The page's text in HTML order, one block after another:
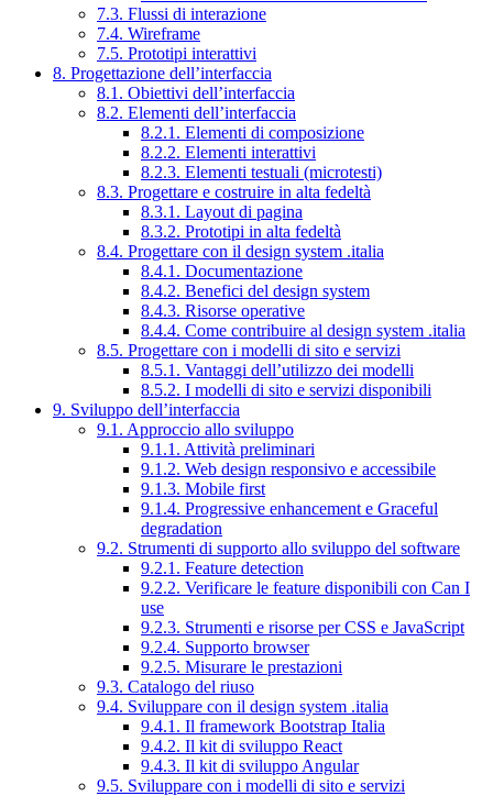
7.3. Flussi di interazione
7.4. Wireframe
7.5. Prototipi interattivi
8. Progettazione dell’interfaccia
8.1. Obiettivi dell’interfaccia
8.2. Elementi dell’interfaccia
8.2.1. Elementi di composizione
8.2.2. Elementi interattivi
8.2.3. Elementi testuali (microtesti)
8.3. Progettare e costruire in alta fedeltà
8.3.1. Layout di pagina
8.3.2. Prototipi in alta fedeltà
8.4. Progettare con il design system .italia
8.4.1. Documentazione
8.4.2. Benefici del design system
8.4.3. Risorse operative
8.4.4. Come contribuire al design system .italia
8.5. Progettare con i modelli di sito e servizi
8.5.1. Vantaggi dell’utilizzo dei modelli
8.5.2. I modelli di sito e servizi disponibili
9. Sviluppo dell’interfaccia
9.1. Approccio allo sviluppo
9.1.1. Attività preliminari
9.1.2. Web design responsivo e accessibile
9.1.3. Mobile first
9.1.4. Progressive enhancement e Graceful
degradation
9.2. Strumenti di supporto allo sviluppo del software
9.2.1. Feature detection
9.2.2. Verificare le feature disponibili con Can I
use
9.2.3. Strumenti e risorse per CSS e JavaScript
9.2.4. Supporto browser
9.2.5. Misurare le prestazioni
9.3. Catalogo del riuso
9.4. Sviluppare con il design system .italia
9.4.1. Il framework Bootstrap Italia
9.4.2. Il kit di sviluppo React
9.4.3. Il kit di sviluppo Angular
9.5. Sviluppare con i modelli di sito e servizi